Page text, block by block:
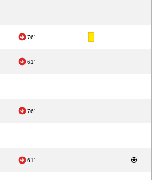
76'
61'
76'
61'